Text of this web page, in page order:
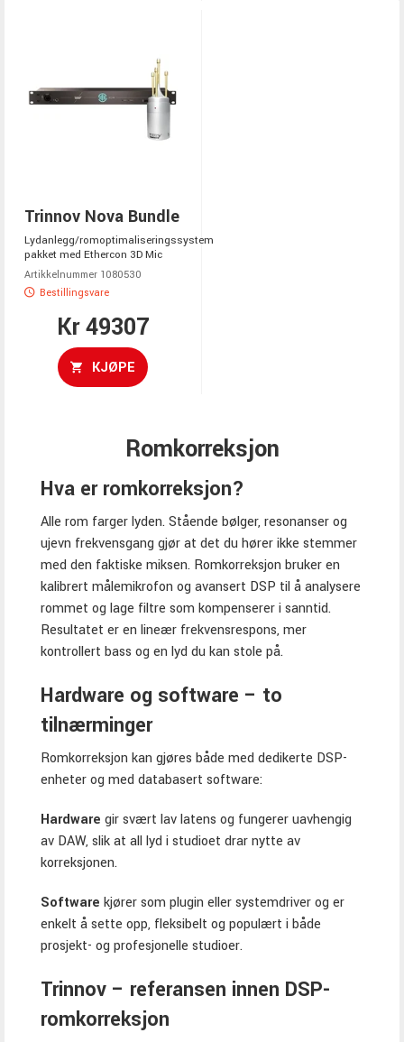
Trinnov Nova Bundle
Lydanlegg/romoptimaliseringssystem
pakket med Ethercon 3D Mic
Artikkelnummer 1080530
Bestillingsvare
Kr 49307
KJØPE
Romkorreksjon
Hva er romkorreksjon?
Alle rom farger lyden. Stående bølger, resonanser og
ujevn frekvensgang gjør at det du hører ikke stemmer
med den faktiske miksen. Romkorreksjon bruker en
kalibrert målemikrofon og avansert DSP til å analysere
rommet og lage filtre som kompenserer i sanntid.
Resultatet er en lineær frekvensrespons, mer
kontrollert bass og en lyd du kan stole på.
Hardware og software – to
tilnærminger
Romkorreksjon kan gjøres både med dedikerte DSP-
enheter og med databasert software:
Hardware gir svært lav latens og fungerer uavhengig
av DAW, slik at all lyd i studioet drar nytte av
korreksjonen.
Software kjører som plugin eller systemdriver og er
enkelt å sette opp, fleksibelt og populært i både
prosjekt- og profesjonelle studioer.
Trinnov – referansen innen DSP-
romkorreksjon